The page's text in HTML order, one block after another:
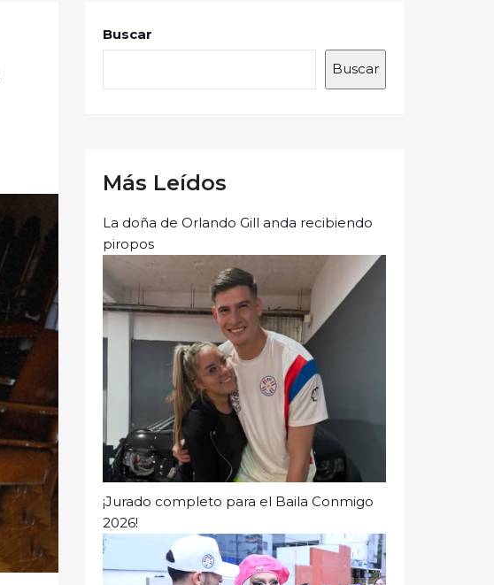
Buscar
Buscar
Más Leídos
La doña de Orlando Gill anda recibiendo
piropos
¡Jurado completo para el Baila Conmigo
2026!